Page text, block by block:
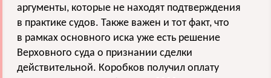
аргументы, которые не находят подтверждения
в практике судов. Также важен и тот факт, что
в рамках основного иска уже есть решение
Верховного суда о признании сделки
действительной. Коробков получил оплату